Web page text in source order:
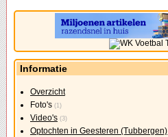
Informatie
Overzicht
Foto's (1)
Video's (3)
Optochten in Geesteren (Tubbergen)